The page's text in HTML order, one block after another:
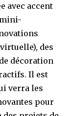
avec accent
des
décoration
Il est
verra les
pour